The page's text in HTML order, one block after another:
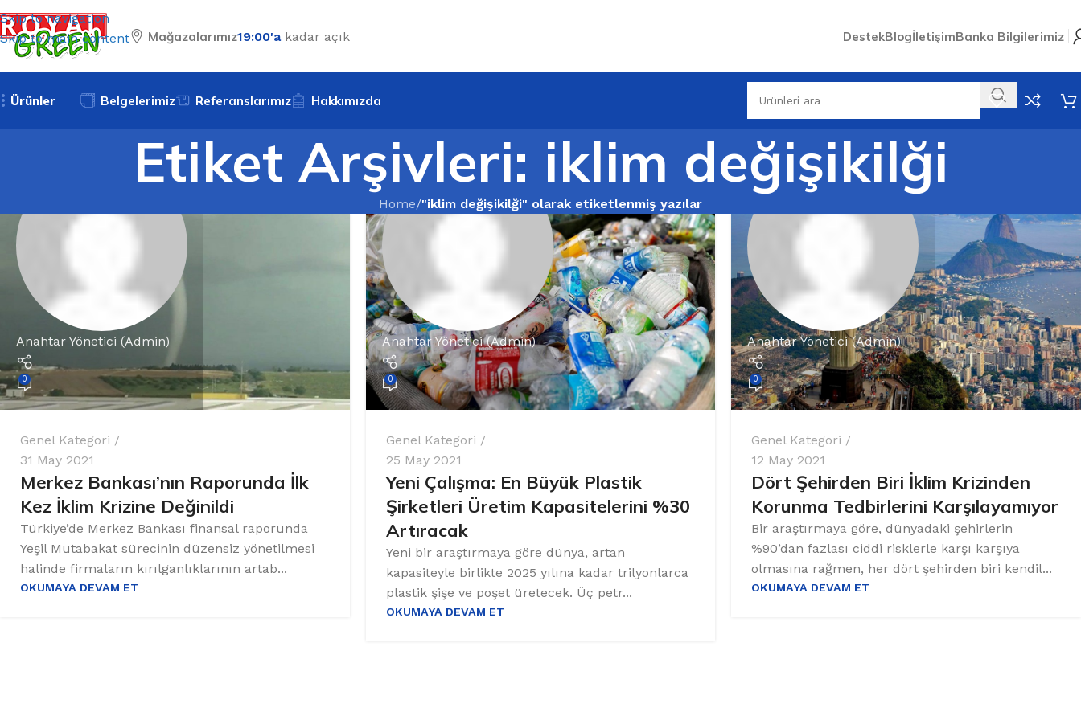
Skip to navigation
Skip to main content
Mağazalarımız19:00'a kadar açık DestekBlogİletişimBanka Bilgilerimiz
Ürünler Belgelerimiz Referanslarımız Hakkımızda
Etiket Arşivleri: iklim değişikilği
Home/"iklim değişikilği" olarak etiketlenmiş yazılar
Anahtar Yönetici (Admin)
0
Genel Kategori
31 May 2021
Merkez Bankası’nın Raporunda İlk
Kez İklim Krizine Değinildi
Türkiye’de Merkez Bankası finansal raporunda
Yeşil Mutabakat sürecinin düzensiz yönetilmesi
halinde firmaların kırılganlıklarının artab...
OKUMAYA DEVAM ET
Anahtar Yönetici (Admin)
0
Genel Kategori
25 May 2021
Yeni Çalışma: En Büyük Plastik
Şirketleri Üretim Kapasitelerini %30
Artıracak
Yeni bir araştırmaya göre dünya, artan
kapasiteyle birlikte 2025 yılına kadar trilyonlarca
plastik şişe ve poşet üretecek. Üç petr...
OKUMAYA DEVAM ET
Anahtar Yönetici (Admin)
0
Genel Kategori
12 May 2021
Dört Şehirden Biri İklim Krizinden
Korunma Tedbirlerini Karşılayamıyor
Bir araştırmaya göre, dünyadaki şehirlerin
%90’dan fazlası ciddi risklerle karşı karşıya
olmasına rağmen, her dört şehirden biri kendil...
OKUMAYA DEVAM ET